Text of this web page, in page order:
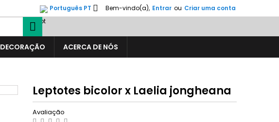
Bem-vindo(a), Entrar ou Criar uma conta
Português PT 

DECORAÇÃO ACERCA DE NÓS
Leptotes bicolor x Laelia jongheana
Avaliação